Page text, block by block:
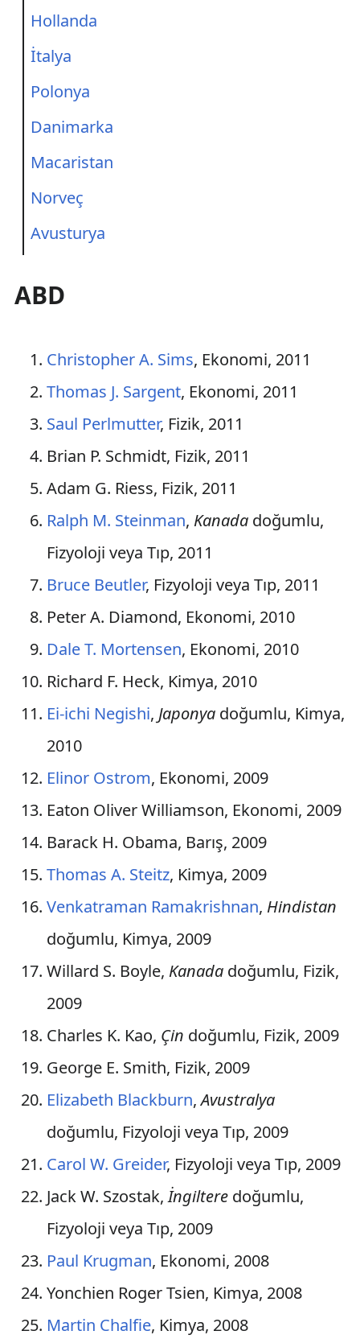
Hollanda
İtalya
Polonya
Danimarka
Macaristan
Norveç
Avusturya
Belçika
Hindistan
Tayvan
Çin
İspanya
Çekya
Arjantin
Finlandiya
Ukrayna
Mısır
Romanya
Meksika
Yeni Zelanda
Cezayir
Belarus
Bosna-Hersek
Şili
Kolombiya
Doğu Timor
Yunanistan
Güney Kore
Liberya
Lüksemburg
Pakistan
Portekiz
Saint Lucia
ABD
Christopher A. Sims, Ekonomi, 2011
Thomas J. Sargent, Ekonomi, 2011
Saul Perlmutter, Fizik, 2011
Brian P. Schmidt, Fizik, 2011
Adam G. Riess, Fizik, 2011
Ralph M. Steinman, Kanadadoğumlu,
Fizyoloji veya Tıp, 2011
Bruce Beutler, Fizyoloji veya Tıp, 2011
Peter A. Diamond, Ekonomi, 2010
Dale T. Mortensen, Ekonomi, 2010
Richard F. Heck, Kimya, 2010
Ei-ichi Negishi, Japonyadoğumlu, Kimya,
2010
Elinor Ostrom, Ekonomi, 2009
Eaton Oliver Williamson, Ekonomi, 2009
Barack H. Obama, Barış, 2009
Thomas A. Steitz, Kimya, 2009
Venkatraman Ramakrishnan, Hindistan
doğumlu, Kimya, 2009
Willard S. Boyle, Kanadadoğumlu, Fizik,
2009
Charles K. Kao, Çin doğumlu, Fizik, 2009
George E. Smith, Fizik, 2009
Elizabeth Blackburn,Avustralya
doğumlu, Fizyoloji veya Tıp, 2009
Carol W. Greider, Fizyoloji veya Tıp, 2009
Jack W. Szostak,İngilteredoğumlu,
Fizyoloji veya Tıp, 2009
Paul Krugman, Ekonomi, 2008
Yonchien Roger Tsien, Kimya, 2008
Martin Chalfie, Kimya, 2008